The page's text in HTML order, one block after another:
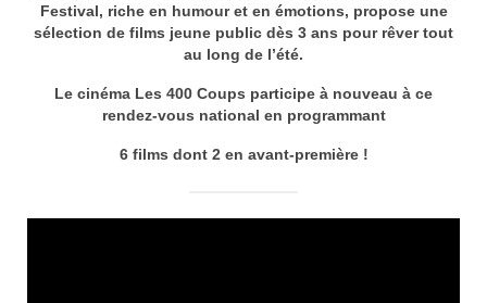
Festival, riche en humour et en émotions, propose une
sélection de films jeune public dès 3 ans pour rêver tout
au long de l’été.
Le cinéma Les 400 Coups participe à nouveau à ce
rendez-vous national en programmant
6 films dont 2 en avant-première !